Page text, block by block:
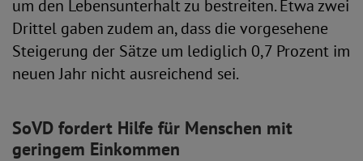
um den Lebensunterhalt zu bestreiten. Etwa zwei
Drittel gaben zudem an, dass die vorgesehene
Steigerung der Sätze um lediglich 0,7 Prozent im
neuen Jahr nicht ausreichend sei.
SoVD fordert Hilfe für Menschen mit
geringem Einkommen